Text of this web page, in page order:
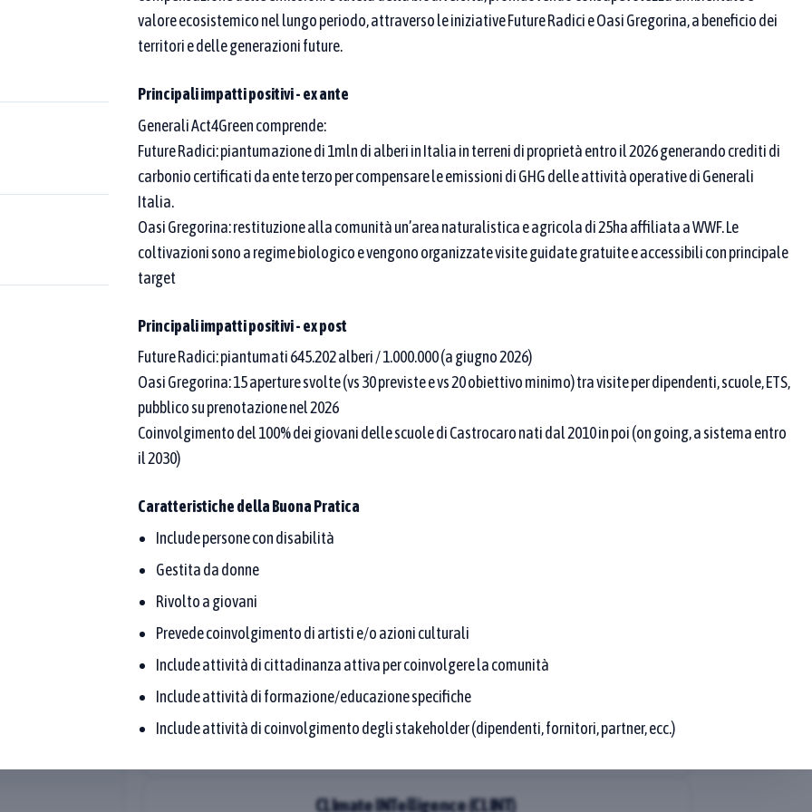
censite
affina per area tematica o Goal SDGs.
compaia nel nome della buona pratica. Come funziona la ricerca
Nome del proponente / partner
della buona pratica
ad almeno
Aree tematiche
Puoi selezionare una o più aree tematiche dal menu. Se ne scegli più di una, compaiono le pratiche
legate ad almeno una di esse. Per restringere ulteriormente, aggiungi parole chiave nei campi sopra
(denominazione o proponente): l’elenco mostra solo le pratiche che rispettano sia il testo sia l’area.
Seleziona un'area tematica…
geografica delle
10 11 12 13 15 17
SanfereOrto
PROPONENTE
Movimento per la lotta contro la fame
nel mondo OdV
SanfereOrto è un’esperienza nata nel
grazie alla collaborazione di diverse
realtà del territorio che condividono idee e
CLImate INTelligence (CLINT)
valore ecosistemico nel lungo periodo, attraverso le iniziative Future Radici e Oasi Gregorina, a beneficio dei
territori e delle generazioni future.
Principali impatti positivi - ex ante
Generali Act4Green comprende:
Future Radici: piantumazione di 1mln di alberi in Italia in terreni di proprietà entro il 2026 generando crediti di
carbonio certificati da ente terzo per compensare le emissioni di GHG delle attività operative di Generali
Italia.
Oasi Gregorina: restituzione alla comunità un’area naturalistica e agricola di 25ha affiliata a WWF. Le
coltivazioni sono a regime biologico e vengono organizzate visite guidate gratuite e accessibili con principale
target
Principali impatti positivi - ex post
Future Radici: piantumati 645.202 alberi / 1.000.000 (a giugno 2026)
Oasi Gregorina: 15 aperture svolte (vs 30 previste e vs 20 obiettivo minimo) tra visite per dipendenti, scuole, ETS,
pubblico su prenotazione nel 2026
Coinvolgimento del 100% dei giovani delle scuole di Castrocaro nati dal 2010 in poi (on going, a sistema entro
il 2030)
Caratteristiche della Buona Pratica
Include persone con disabilità
Gestita da donne
Rivolto a giovani
Prevede coinvolgimento di artisti e/o azioni culturali
Include attività di cittadinanza attiva per coinvolgere la comunità
Include attività di formazione/educazione specifiche
Include attività di coinvolgimento degli stakeholder (dipendenti, fornitori, partner, ecc.)